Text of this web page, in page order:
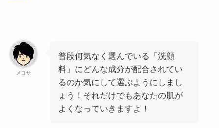
メコサ
普段何気なく選んでいる「洗顔
料」にどんな成分が配合されてい
るのか気にして選ぶようにしまし
ょう！それだけでもあなたの肌が
よくなっていきますよ！